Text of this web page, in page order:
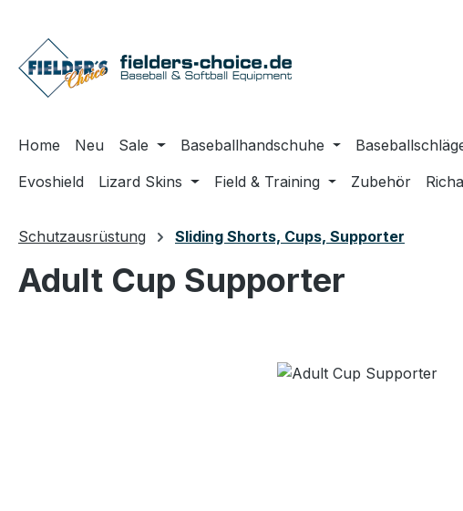
Home Neu Sale Baseballhandschuhe
Evoshield
Lizard Skins Field & Training Zubehör
Schutzausrüstung Sliding Shorts, Cups, Supporter
Adult Cup Supporter